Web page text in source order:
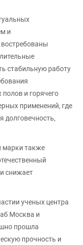
и
востребованы
стабильную работу
и горячего
применений, где
долговечность,
марки также
снижает
ученых центра
Москва и
прошла
прочность и